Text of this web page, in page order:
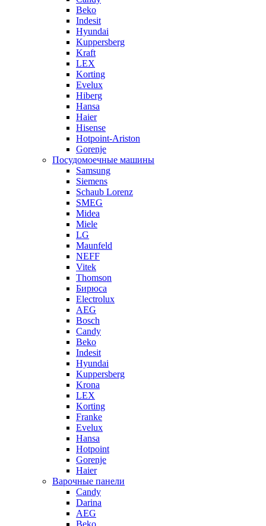
Beko
Indesit
Hyundai
Kuppersberg
Kraft
LEX
Korting
Evelux
Hiberg
Hansa
Haier
Hisense
Hotpoint-Ariston
Gorenje
Посудомоечные машины
Samsung
Siemens
Schaub Lorenz
SMEG
Midea
Miele
LG
Maunfeld
NEFF
Vitek
Thomson
Бирюса
Electrolux
AEG
Bosch
Candy
Beko
Indesit
Hyundai
Kuppersberg
Krona
LEX
Korting
Franke
Evelux
Hansa
Hotpoint
Gorenje
Haier
Варочные панели
Candy
Darina
AEG